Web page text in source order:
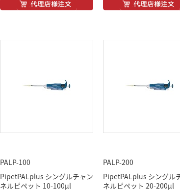
PALP-100
PipetPALplus シングルチャン
ネルピペット 10-100μl
PALP-200
PipetPALplus シングル
ネルピペット 20-200μl